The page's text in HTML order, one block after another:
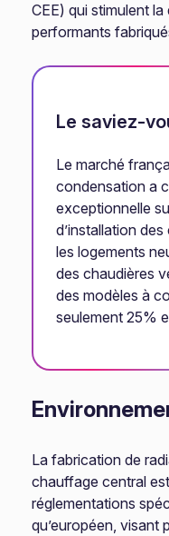
CEE) qui stimulent
performants
Le saviez-
Le marché
condensation a
exceptionnelle
d’installation
les logements
des chaudières
des modèles à
seulement 25%
La fabrication de
chauffage central
réglementations
qu’européen, visant